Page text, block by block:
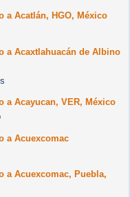
a Acatlán, HGO, México
a Acaxtlahuacán de Albino
a Acayucan, VER, México
a Acuexcomac
a Acuexcomac, Puebla,